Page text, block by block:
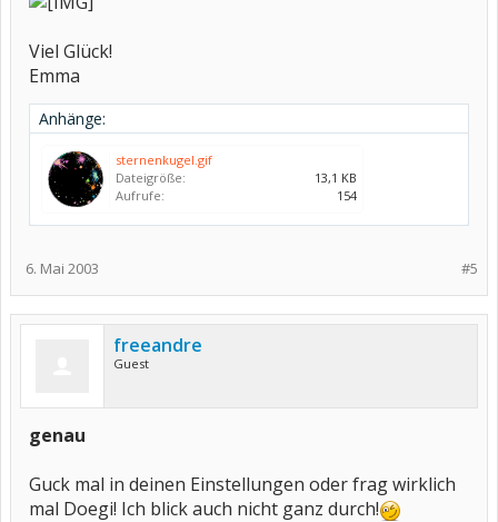
Viel Glück!
Emma
Anhänge:
sternenkugel.gif
Dateigröße:
13,1 KB
Aufrufe:
154
#5
6. Mai 2003
freeandre
Guest
genau
Guck mal in deinen Einstellungen oder frag wirklich
mal Doegi! Ich blick auch nicht ganz durch!